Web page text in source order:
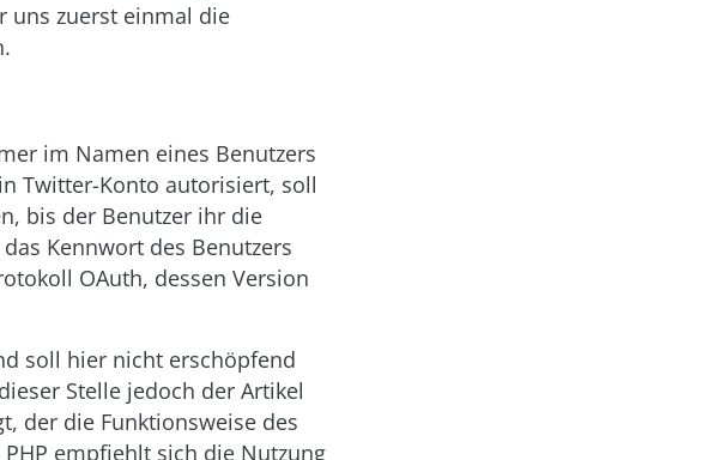
uns zuerst einmal die
im Namen eines Benutzers
Twitter-Konto autorisiert, soll
bis der Benutzer ihr die
Kennwort des Benutzers
OAuth, dessen Version
soll hier nicht erschöpfend
Stelle jedoch der Artikel
der die Funktionsweise des
empfiehlt sich die Nutzung